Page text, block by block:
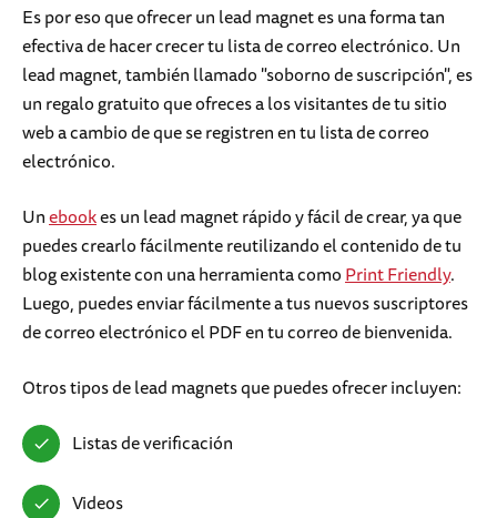
Es por eso que ofrecer un lead magnet es una forma tan
efectiva de hacer crecer tu lista de correo electrónico. Un
lead magnet, también llamado "soborno de suscripción", es
un regalo gratuito que ofreces a los visitantes de tu sitio
web a cambio de que se registren en tu lista de correo
electrónico.
Unebookes un lead magnet rápido y fácil de crear, ya que
puedes crearlo fácilmente reutilizando el contenido de tu
blog existente con una herramienta comoPrint Friendly.
Luego, puedes enviar fácilmente a tus nuevos suscriptores
de correo electrónico el PDF en tu correo de bienvenida.
Otros tipos de lead magnets que puedes ofrecer incluyen:
Listas de verificación
Videos